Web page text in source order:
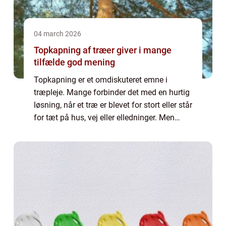
04 march 2026
Topkapning af træer giver i mange
tilfælde god mening
Topkapning er et omdiskuteret emne i
træpleje. Mange forbinder det med en hurtig
løsning, når et træ er blevet for stort eller står
for tæt på hus, vej eller elledninger. Men